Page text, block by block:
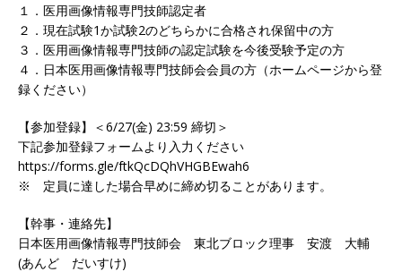
１．医用画像情報専門技師認定者
２．現在試験1か試験2のどちらかに合格され保留中の方
３．医用画像情報専門技師の認定試験を今後受験予定の方
４．日本医用画像情報専門技師会会員の方（ホームページから登
録ください）
【参加登録】＜6/27(金) 23:59 締切＞
下記参加登録フォームより入力ください
https://forms.gle/ftkQcDQhVHGBEwah6
※ 定員に達した場合早めに締め切ることがあります。
【幹事・連絡先】
日本医用画像情報専門技師会 東北ブロック理事 安渡 大輔
(あんど だいすけ)